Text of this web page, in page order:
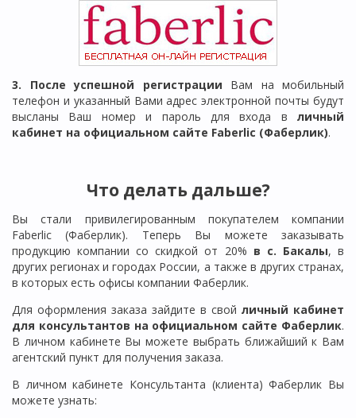
3. После успешной регистрации Вам на мобильный
телефон и указанный Вами адрес электронной почты будут
высланы Ваш номер и пароль для входа в личный
кабинет на официальном сайте Faberlic (Фаберлик).
Что делать дальше?
Вы стали привилегированным покупателем компании
Faberlic (Фаберлик). Теперь Вы можете заказывать
продукцию компании со скидкой от 20% в с. Бакалы, в
других регионах и городах России, а также в других странах,
в которых есть офисы компании Фаберлик.
Для оформления заказа зайдите в свой личный кабинет
для консультантов на официальном сайте Фаберлик.
В личном кабинете Вы можете выбрать ближайший к Вам
агентский пункт для получения заказа.
В личном кабинете Консультанта (клиента) Фаберлик Вы
можете узнать: